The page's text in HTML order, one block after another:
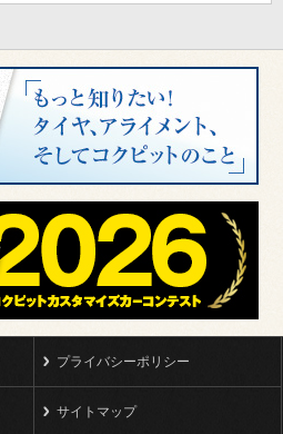
プライバシーポリシー
サイトマップ